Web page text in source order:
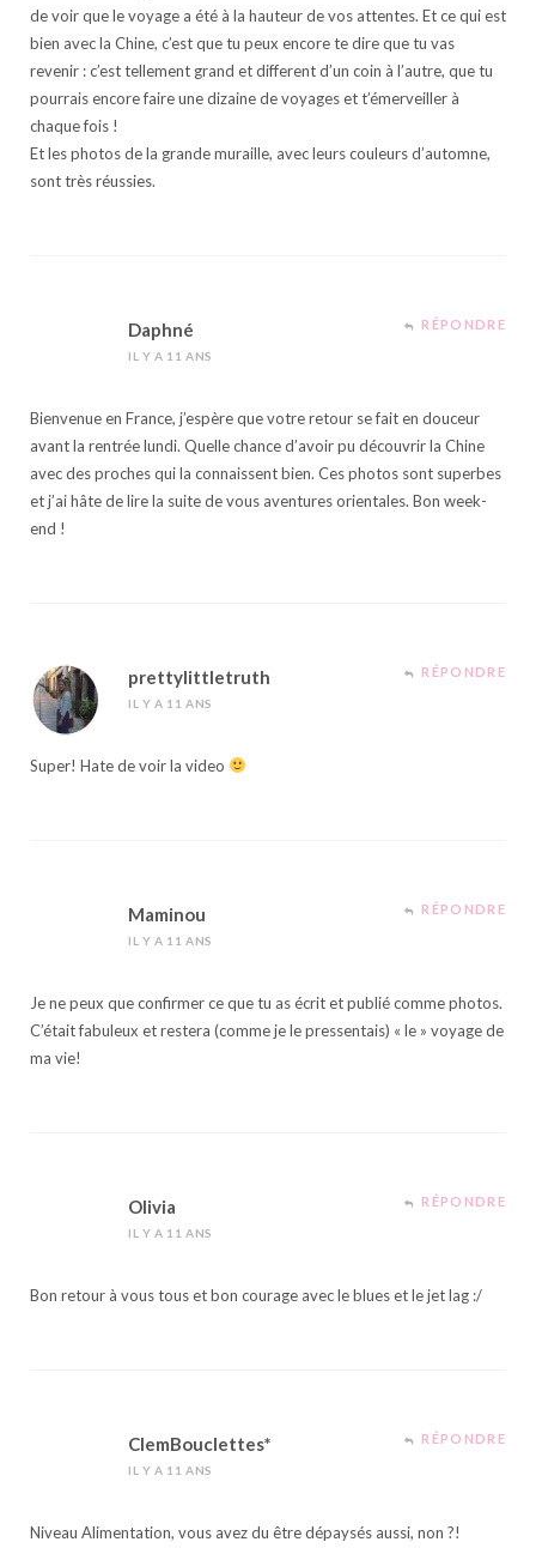
de voir que le voyage a été à la hauteur de vos attentes. Et ce qui est
bien avec la Chine, c’est que tu peux encore te dire que tu vas
revenir : c’est tellement grand et different d’un coin à l’autre, que tu
pourrais encore faire une dizaine de voyages et t’émerveiller à
chaque fois !
Et les photos de la grande muraille, avec leurs couleurs d’automne,
sont très réussies.
Daphné
IL Y A 11 ANS
RÉPONDRE
Bienvenue en France, j’espère que votre retour se fait en douceur
avant la rentrée lundi. Quelle chance d’avoir pu découvrir la Chine
avec des proches qui la connaissent bien. Ces photos sont superbes
et j’ai hâte de lire la suite de vous aventures orientales. Bon week-
end !
prettylittletruth
IL Y A 11 ANS
RÉPONDRE
Super! Hate de voir la video
Maminou
IL Y A 11 ANS
RÉPONDRE
Je ne peux que confirmer ce que tu as écrit et publié comme photos.
C’était fabuleux et restera (comme je le pressentais) « le » voyage de
ma vie!
Olivia
IL Y A 11 ANS
RÉPONDRE
Bon retour à vous tous et bon courage avec le blues et le jet lag :/
ClemBouclettes*
IL Y A 11 ANS
RÉPONDRE
Niveau Alimentation, vous avez du être dépaysés aussi, non ?!